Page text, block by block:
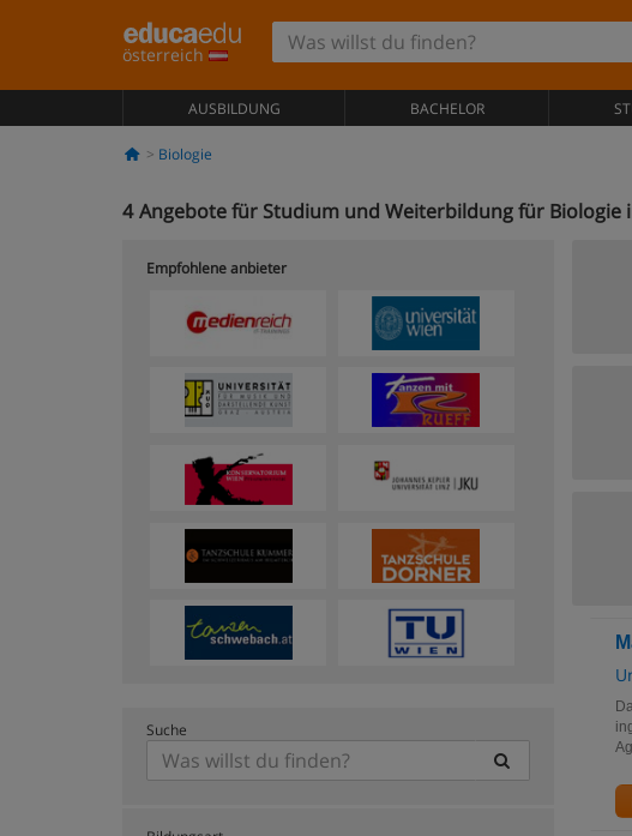
österreich
AUSBILDUNG BACHELOR
Biologie
4 Angebote für Studium und Weiterbildung für Biologie
Empfohlene anbieter
Suche